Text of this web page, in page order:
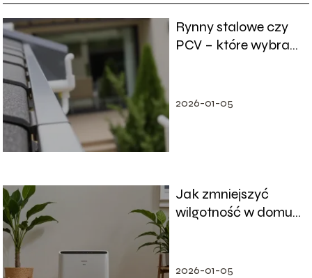
Rynny stalowe czy
PCV – które wybrać i
2026-01-05
Jak zmniejszyć
wilgotność w domu
2026-01-05